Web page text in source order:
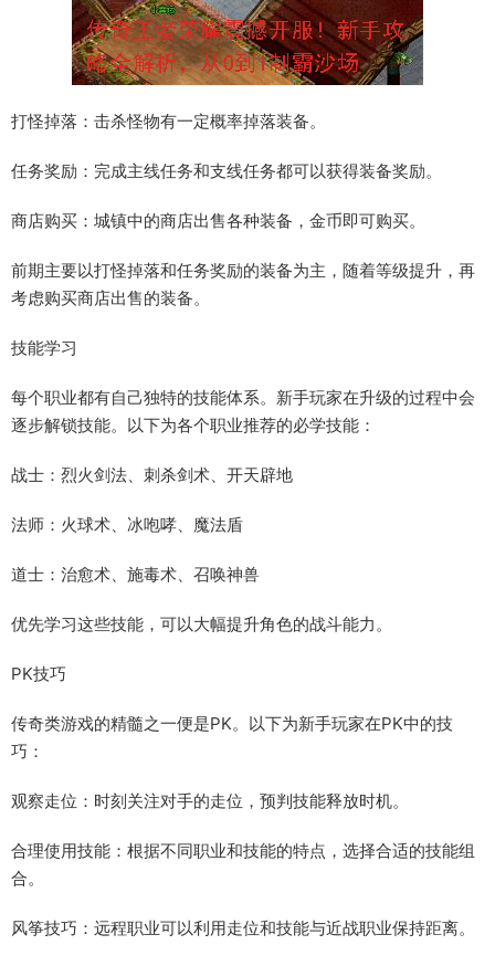
打怪掉落：击杀怪物有一定概率掉落装备。
任务奖励：完成主线任务和支线任务都可以获得装备奖励。
商店购买：城镇中的商店出售各种装备，金币即可购买。
前期主要以打怪掉落和任务奖励的装备为主，随着等级提升，再
考虑购买商店出售的装备。
技能学习
每个职业都有自己独特的技能体系。新手玩家在升级的过程中会
逐步解锁技能。以下为各个职业推荐的必学技能：
战士：烈火剑法、刺杀剑术、开天辟地
法师：火球术、冰咆哮、魔法盾
道士：治愈术、施毒术、召唤神兽
优先学习这些技能，可以大幅提升角色的战斗能力。
PK技巧
传奇类游戏的精髓之一便是PK。以下为新手玩家在PK中的技
巧：
观察走位：时刻关注对手的走位，预判技能释放时机。
合理使用技能：根据不同职业和技能的特点，选择合适的技能组
合。
风筝技巧：远程职业可以利用走位和技能与近战职业保持距离。